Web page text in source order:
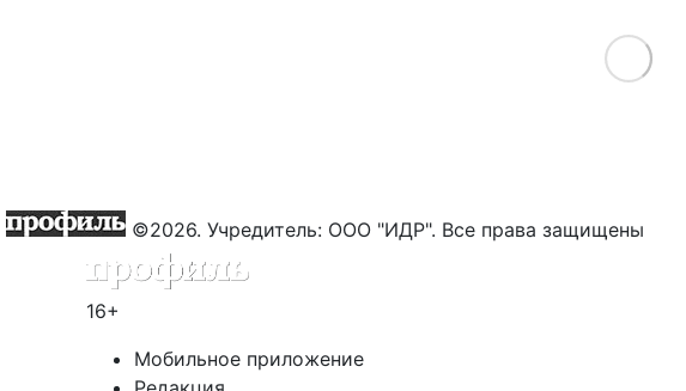
Load More
©2026. Учредитель: ООО "ИДР". Все права защищены
16+
Мобильное приложение